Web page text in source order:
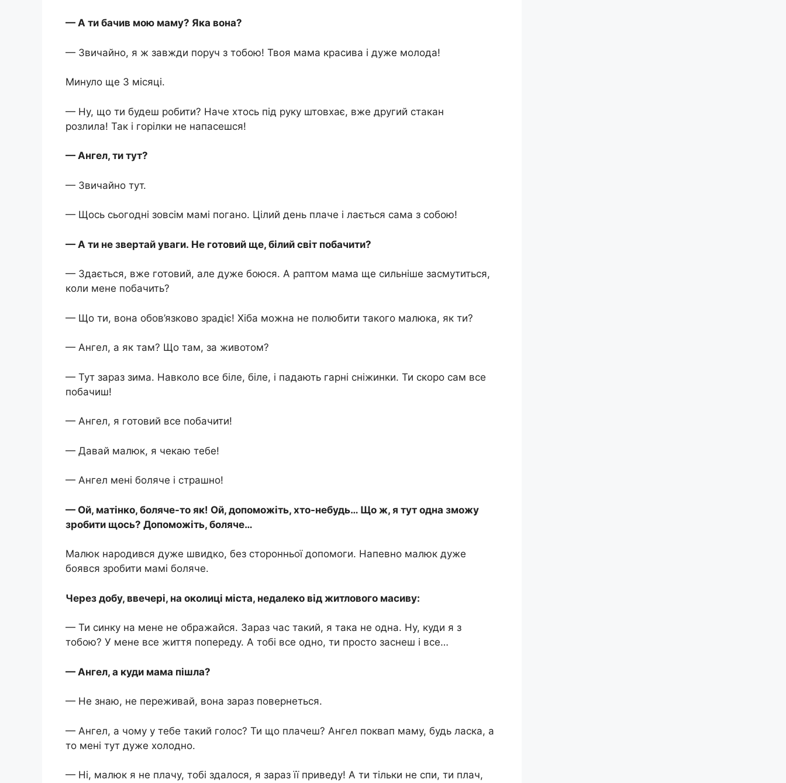
— А ти бачив мою маму? Яка вона?
— Звичайно, я ж завжди поруч з тобою! Твоя мама красива і дуже молода!
Минуло ще 3 місяці.
— Ну, що ти будеш робити? Наче хтось під руку штовхає, вже другий стакан
розлила! Так і горілки не напасешся!
— Ангел, ти тут?
— Звичайно тут.
— Щось сьогодні зовсім мамі погано. Цілий день плаче і лається сама з собою!
— А ти не звертай уваги. Не готовий ще, білий світ побачити?
— Здається, вже готовий, але дуже боюся. А раптом мама ще сильніше засмутиться,
коли мене побачить?
— Що ти, вона обов’язково зрадіє! Хіба можна не полюбити такого малюка, як ти?
— Ангел, а як там? Що там, за животом?
— Тут зараз зима. Навколо все біле, біле, і падають гарні сніжинки. Ти скоро сам все
побачиш!
— Ангел, я готовий все побачити!
— Давай малюк, я чекаю тебе!
— Ангел мені боляче і страшно!
— Ой, матінко, боляче-то як! Ой, допоможіть, хто-небудь… Що ж, я тут одна зможу
зробити щось? Допоможіть, боляче…
Малюк народився дуже швидко, без сторонньої допомоги. Напевно малюк дуже
боявся зробити мамі боляче.
Через добу, ввечері, на околиці міста, недалеко від житлового масиву:
— Ти синку на мене не ображайся. Зараз час такий, я така не одна. Ну, куди я з
тобою? У мене все життя попереду. А тобі все одно, ти просто заснеш і все…
— Ангел, а куди мама пішла?
— Не знаю, не переживай, вона зараз повернеться.
— Ангел, а чому у тебе такий голос? Ти що плачеш? Ангел поквап маму, будь ласка, а
то мені тут дуже холодно.
— Ні, малюк я не плачу, тобі здалося, я зараз її приведу! А ти тільки не спи, ти плач,